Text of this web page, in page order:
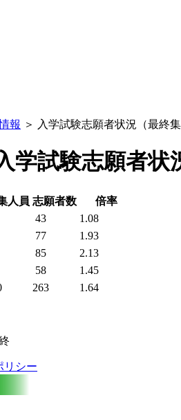
報 ＞ 入学試験志願者状況（最終
学試験志願者
人員 志願者数
倍率
43
1.08
77
1.93
85
2.13
58
1.45
263 1.64
リシー